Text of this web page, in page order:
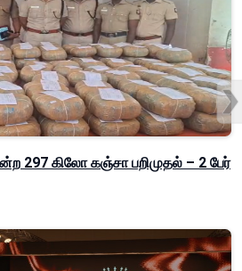
297 கிலோ கஞ்சா பறிமுதல் – 2 பேர்